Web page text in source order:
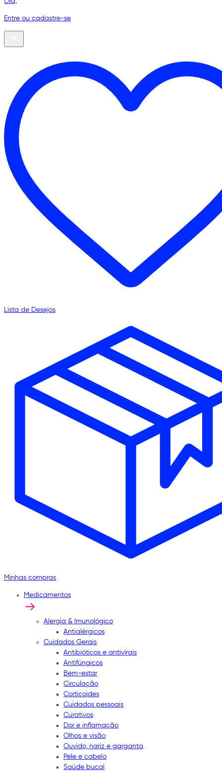
Entre ou cadastre-se
Lista de Desejos
Minhas compras
Medicamentos
Alergia & Imunológico
Antialérgicos
Cuidados Gerais
Antibióticos e antivirais
Antifúngicos
Bem-estar
Circulação
Corticoides
Cuidados pessoais
Curativos
Dor e inflamação
Olhos e visão
Ouvido, nariz e garganta
Pele e cabelo
Saúde bucal